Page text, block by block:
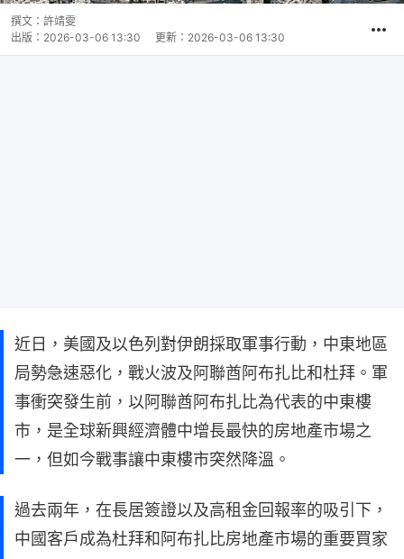
撰文： 許靖雯
出版： 2026-03-06 13:30 更新： 2026-03-06 13:30
近日，美國及以色列對伊朗採取軍事行動，中東地區
局勢急速惡化，戰火波及阿聯酋阿布扎比和杜拜。軍
事衝突發生前，以阿聯酋阿布扎比為代表的中東樓
市，是全球新興經濟體中增長最快的房地產市場之
一，但如今戰事讓中東樓市突然降溫。
過去兩年，在長居簽證以及高租金回報率的吸引下，
中國客戶成為杜拜和阿布扎比房地產市場的重要買家